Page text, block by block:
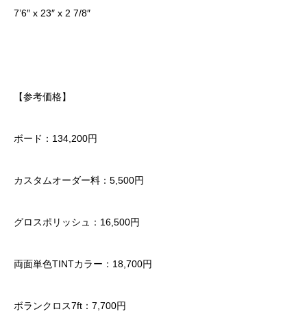
7’6″ x 23″ x 2 7/8″
【参考価格】
ボード：134,200円
カスタムオーダー料：5,500円
グロスポリッシュ：16,500円
両面単色TINTカラー：18,700円
ボランクロス7ft：7,700円